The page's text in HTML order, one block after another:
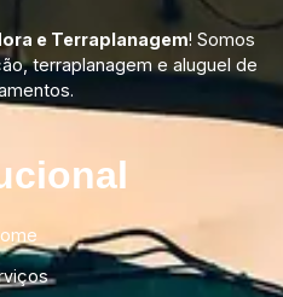
e Terraplanagem! Somos
terraplanagem e aluguel de